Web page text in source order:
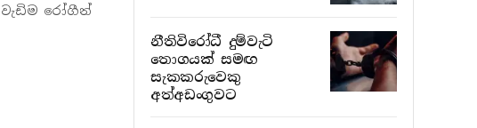
රෝගීන්
නීතිවිරෝධී දුම්වැටි
තොගයක් සමඟ
සැකකරුවෙකු
අත්අඩංගුවට